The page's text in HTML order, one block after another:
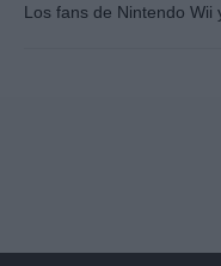
Los fans de Nintendo Wii